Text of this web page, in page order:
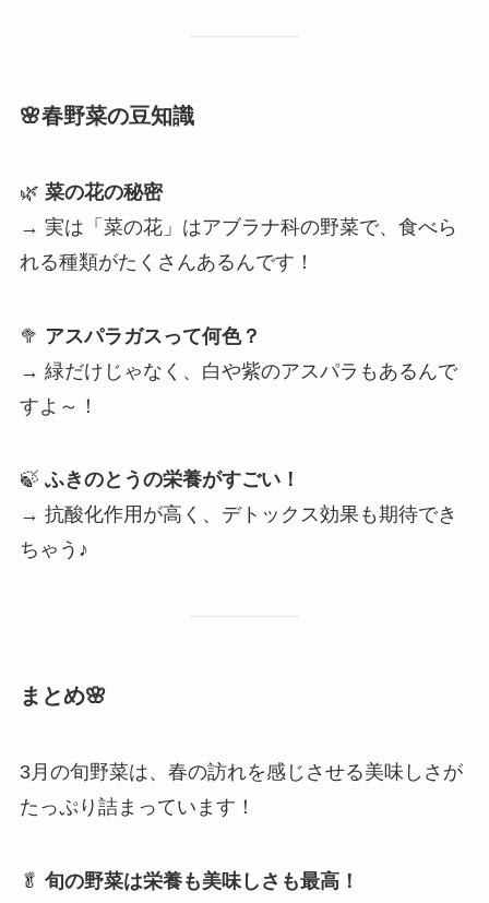
🌸春野菜の豆知識
🌿 菜の花の秘密
→ 実は「菜の花」はアブラナ科の野菜で、食べら
れる種類がたくさんあるんです！
🥦 アスパラガスって何色？
→ 緑だけじゃなく、白や紫のアスパラもあるんで
すよ～！
🍃 ふきのとうの栄養がすごい！
→ 抗酸化作用が高く、デトックス効果も期待でき
ちゃう♪
まとめ🌸
3月の旬野菜は、春の訪れを感じさせる美味しさが
たっぷり詰まっています！
🥬 旬の野菜は栄養も美味しさも最高！